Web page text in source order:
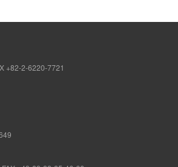
+82-2-6220-7721